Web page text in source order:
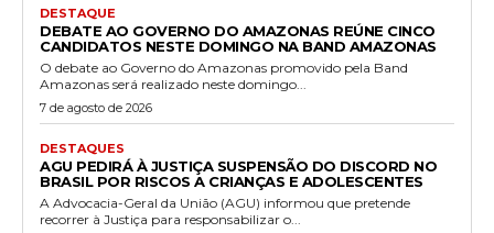
DESTAQUE
DEBATE AO GOVERNO DO AMAZONAS REÚNE CINCO
CANDIDATOS NESTE DOMINGO NA BAND AMAZONAS
O debate ao Governo do Amazonas promovido pela Band
Amazonas será realizado neste domingo...
7 de agosto de 2026
DESTAQUES
AGU PEDIRÁ À JUSTIÇA SUSPENSÃO DO DISCORD NO
BRASIL POR RISCOS A CRIANÇAS E ADOLESCENTES
A Advocacia-Geral da União (AGU) informou que pretende
recorrer à Justiça para responsabilizar o...